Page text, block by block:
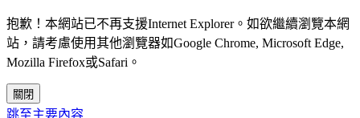
抱歉！本網站已不再支援Internet Explorer。如欲繼續瀏覽本網
站，請考慮使用其他瀏覽器如Google Chrome, Microsoft Edge,
Mozilla Firefox或Safari。
關閉
跳至主要內容